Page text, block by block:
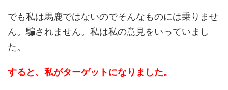
でも私は馬鹿ではないのでそんなものには乗りませ
ん。騙されません。私は私の意見をいっていまし
た。
すると、私がターゲットになりました。